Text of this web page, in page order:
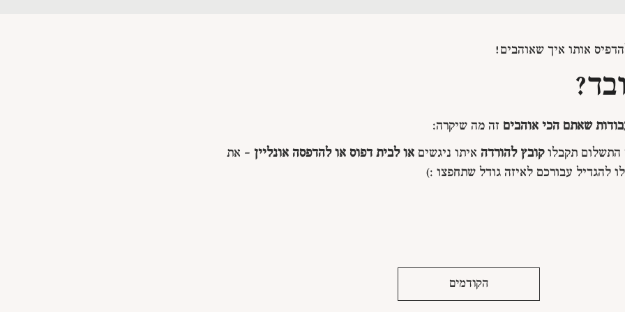
אותו איך שאוהבים!
שאתם הכי אוהבים זה מה שיקרה:
התשלום תקבלוקובץ להורדה איתו ניגשים או לבית דפוס או להדפסה אונליין - את
להגדיל עבורכם לאיזה גודל שתחפצו :)
הקודמים